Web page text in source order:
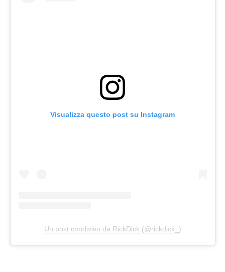
Visualizza questo post su Instagram
Un post condiviso da RickDick (@rickdick_)